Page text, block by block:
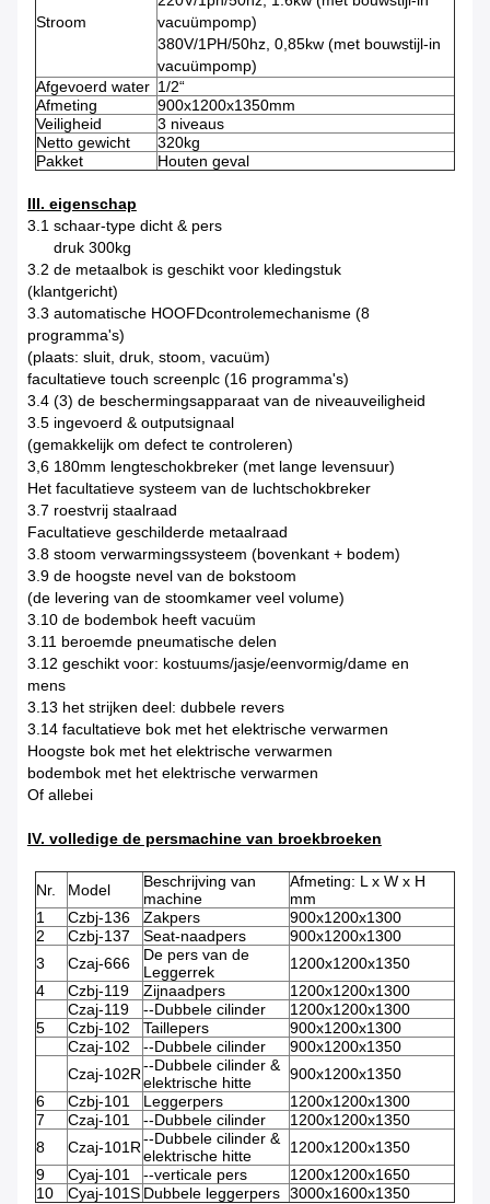
Stroom
vacuümpomp)
380V/1PH/50hz, 0,85kw (met bouwstijl-in
vacuümpomp)
Afgevoerd water 1/2“
Afmeting
900x1200x1350mm
Veiligheid
3 niveaus
Netto gewicht
320kg
Pakket
Houten geval
III. eigenschap
3.1 schaar-type dicht & pers
druk 300kg
3.2 de metaalbok is geschikt voor kledingstuk
(klantgericht)
3.3 automatische HOOFDcontrolemechanisme (8
programma's)
(plaats: sluit, druk, stoom, vacuüm)
facultatieve touch screenplc (16 programma's)
3.4 (3) de beschermingsapparaat van de niveauveiligheid
3.5 ingevoerd & outputsignaal
(gemakkelijk om defect te controleren)
3,6 180mm lengteschokbreker (met lange levensuur)
Het facultatieve systeem van de luchtschokbreker
3.7 roestvrij staalraad
Facultatieve geschilderde metaalraad
3.8 stoom verwarmingssysteem (bovenkant + bodem)
3.9 de hoogste nevel van de bokstoom
(de levering van de stoomkamer veel volume)
3.10 de bodembok heeft vacuüm
3.11 beroemde pneumatische delen
3.12 geschikt voor: kostuums/jasje/eenvormig/dame en
mens
3.13 het strijken deel: dubbele revers
3.14 facultatieve bok met het elektrische verwarmen
Hoogste bok met het elektrische verwarmen
bodembok met het elektrische verwarmen
Of allebei
IV. volledige de persmachine van broekbroeken
Nr. Model
Beschrijving van
machine
Afmeting: L x W x H
mm
1
Czbj-136 Zakpers
900x1200x1300
2
Czbj-137 Seat-naadpers
900x1200x1300
3
Czaj-666
De pers van de
Leggerrek
1200x1200x1350
4
Czbj-119 Zijnaadpers
1200x1200x1300
Czaj-119
--Dubbele cilinder
1200x1200x1300
5
Czbj-102 Taillepers
900x1200x1300
Czaj-102
--Dubbele cilinder
900x1200x1350
Czaj-102R--Dubbele cilinder &
elektrische hitte
900x1200x1350
6
Czbj-101 Leggerpers
1200x1200x1300
7
Czaj-101 --Dubbele cilinder
1200x1200x1350
8
Czaj-101R--Dubbele cilinder &
elektrische hitte
1200x1200x1350
9
Cyaj-101 --verticale pers
1200x1200x1650
10
Cyaj-101S Dubbele leggerpers 3000x1600x1350